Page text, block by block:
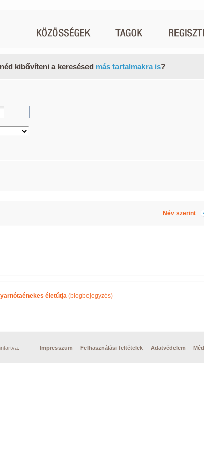
kibővíteni a keresésed más tartalmakra is?
Név szerint
életútja(blogbejegyzés)
Impresszum Felhasználási feltételek Adatvédelem